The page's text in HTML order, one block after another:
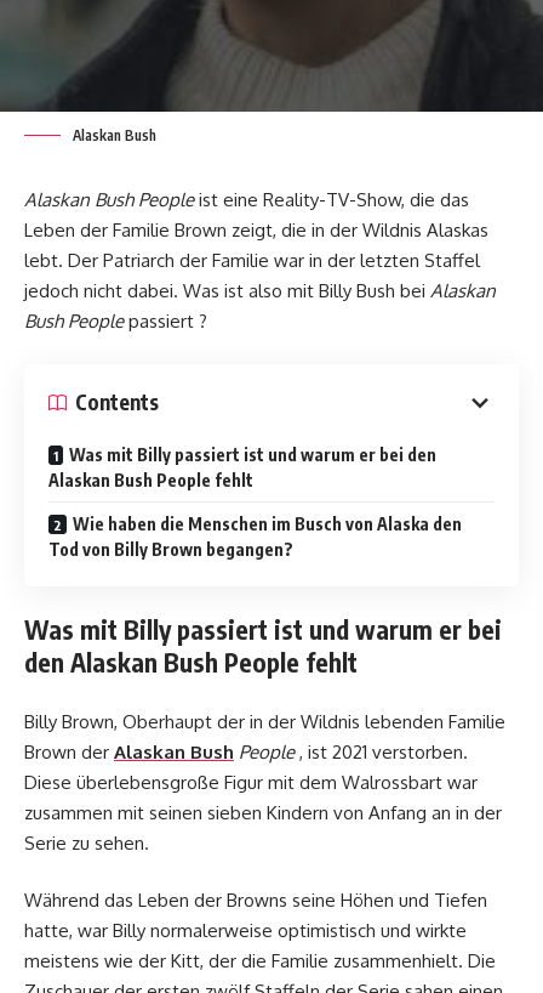
Alaskan Bush
Alaskan Bush Peopleist eine Reality-TV-Show, die das
Leben der Familie Brown zeigt, die in der Wildnis Alaskas
lebt. Der Patriarch der Familie war in der letzten Staffel
jedoch nicht dabei. Was ist also mit Billy Bush bei Alaskan
Bush Peoplepassiert ?
Contents
Was mit Billy passiert ist und warum er bei den
Alaskan Bush People fehlt
Wie haben die Menschen im Busch von Alaska den
Tod von Billy Brown begangen?
Was mit Billy passiert ist und warum er bei
den Alaskan Bush People fehlt
Billy Brown, Oberhaupt der in der Wildnis lebenden Familie
Brown der Alaskan Bush People, ist 2021 verstorben.
Diese überlebensgroße Figur mit dem Walrossbart war
zusammen mit seinen sieben Kindern von Anfang an in der
Serie zu sehen.
Während das Leben der Browns seine Höhen und Tiefen
hatte, war Billy normalerweise optimistisch und wirkte
meistens wie der Kitt, der die Familie zusammenhielt. Die